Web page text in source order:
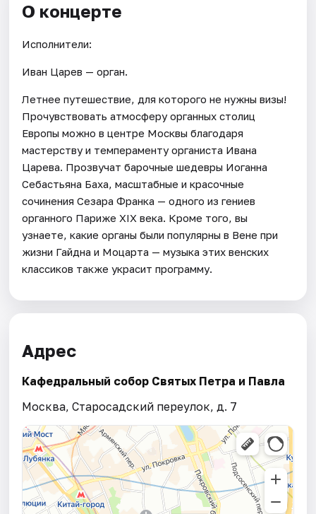
О концерте
Исполнители:
Иван Царев — орган.
Летнее путешествие, для которого не нужны визы!
Прочувствовать атмосферу органных столиц
Европы можно в центре Москвы благодаря
мастерству и темпераменту органиста Ивана
Царева. Прозвучат барочные шедевры Иоганна
Себастьяна Баха, масштабные и красочные
сочинения Сезара Франка — одного из гениев
органного Париже XIX века. Кроме того, вы
узнаете, какие органы были популярны в Вене при
жизни Гайдна и Моцарта — музыка этих венских
классиков также украсит программу.
Адрес
Кафедральный собор Святых Петра и Павла
Москва, Старосадский переулок, д. 7